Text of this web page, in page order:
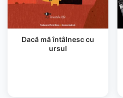
Dacă mă întâlnesc cu
ursul